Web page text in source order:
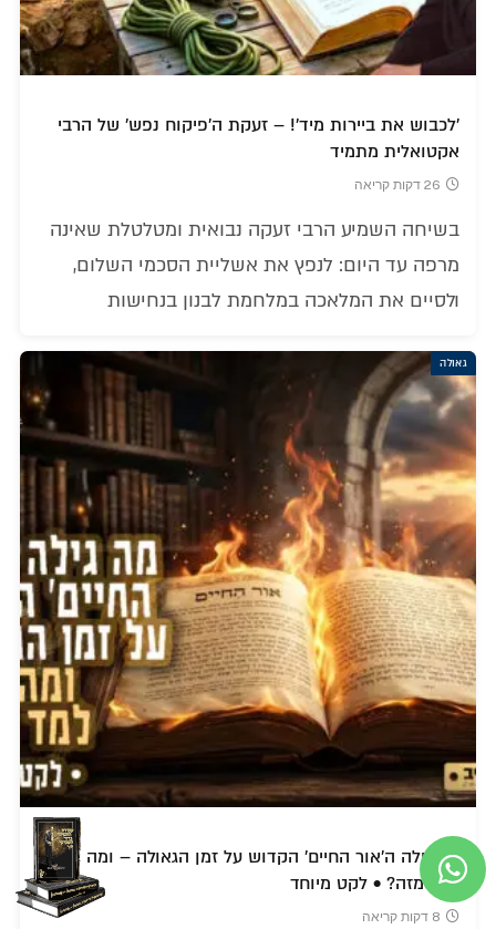
'לכבוש את ביירות מיד'! – זעקת ה'פיקוח נפש' של הרבי
אקטואלית מתמיד
26 דקות קריאה
בשיחה השמיע הרבי זעקה נבואית ומטלטלת שאינה
מרפה עד היום: לנפץ את אשליית הסכמי השלום,
ולסיים את המלאכה במלחמת לבנון בנחישות
גאולה
מה גילה ה'אור החיים' הקדוש על זמן הגאולה – ומה הרבי
למד מזה? • לקט מיוחד
8 דקות קריאה